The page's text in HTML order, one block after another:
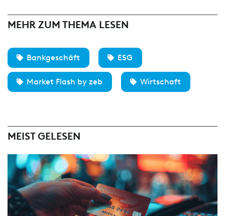
MEHR ZUM THEMA LESEN
Bankgeschäft ESG
Market Flash by zeb Wirtschaft
MEIST GELESEN